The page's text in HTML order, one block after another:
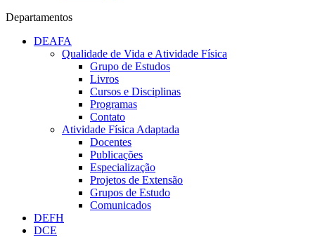
Departamentos
DEAFA
Qualidade de Vida e Atividade Física
Grupo de Estudos
Livros
Cursos e Disciplinas
Programas
Contato
Atividade Física Adaptada
Docentes
Publicações
Especialização
Projetos de Extensão
Grupos de Estudo
Comunicados
DEFH
DCE